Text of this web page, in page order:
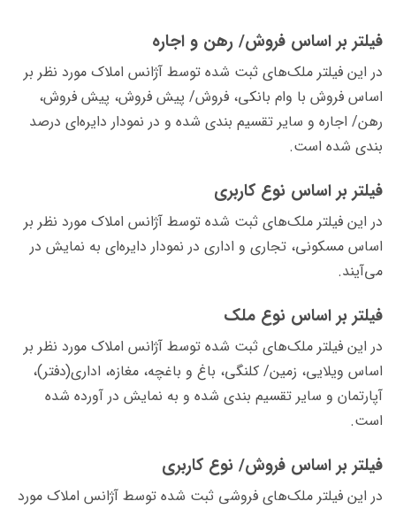
فیلتر بر اساس فروش/ رهن و اجاره
در این فیلتر ملک‌های ثبت شده توسط آژانس املاک مورد نظر بر
اساس فروش با وام بانکی، فروش/ پیش فروش، پیش فروش،
رهن/ اجاره و سایر تقسیم بندی شده و در نمودار دایره‌ای درصد
بندی شده است.
فیلتر بر اساس نوع کاربری
در این فیلتر ملک‌های ثبت شده توسط آژانس املاک مورد نظر بر
اساس مسکونی، تجاری و اداری در نمودار دایره‌ای به نمایش در
می‌آیند.
فیلتر بر اساس نوع ملک
در این فیلتر ملک‌های ثبت شده توسط آژانس املاک مورد نظر بر
اساس ویلایی، زمین/ کلنگی، باغ و باغچه، مغازه، اداری(دفتر)،
آپارتمان و سایر تقسیم بندی شده و به نمایش در آورده شده
است.
فیلتر بر اساس فروش/ نوع کاربری
در این فیلتر ملک‌های فروشی ثبت شده توسط آژانس املاک مورد